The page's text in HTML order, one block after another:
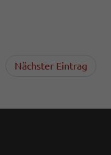
Nächster Eintrag